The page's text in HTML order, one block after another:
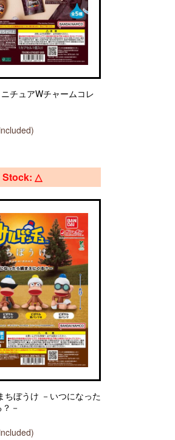
ニチュアWチャームコレ
Stock: △
ちぼうけ －いつになった
－